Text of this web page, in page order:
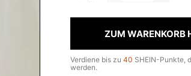
ZUM WARENKORB
Verdiene bis zu 40 SHEIN-Punkte,
werden.